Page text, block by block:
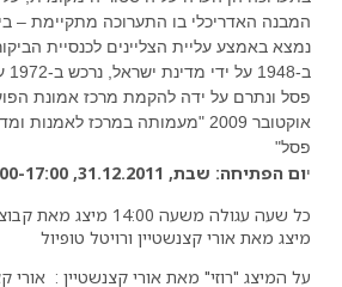
המבנה האדריכלי בו התערוכה מתקיימת –
נמצא באמצע עליית הצליינים לכנסיית
פסל ונתרם על ידה להקמת מרכז אמונת
אוקטובר 2009 "מעמותה במרכז
פסל"
יום הפתיחה: שבת, 31.12.2011, 13:00-17:00
מיצג מאת אורי קצנשטיין ורויטל טופיול
על המיצג "רוזי" מאת אורי קצנשטיין : אורי